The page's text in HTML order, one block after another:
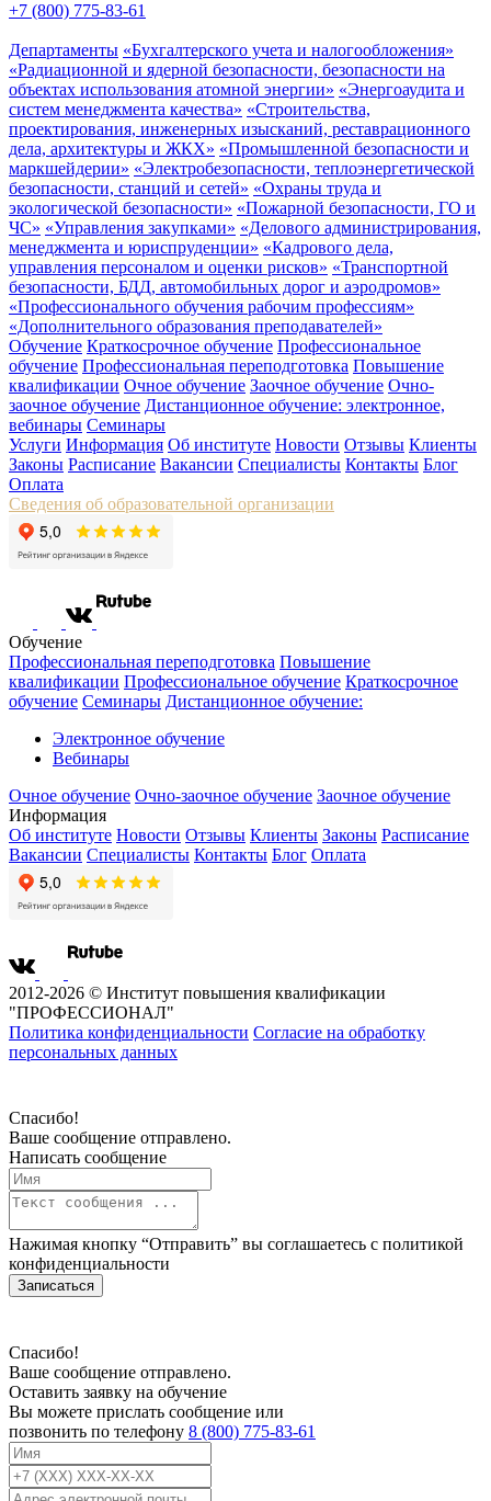
+7 (800) 775-83-61
Департаменты «Бухгалтерского учета и налогообложения»
«Радиационной и ядерной безопасности, безопасности на
объектах использования атомной энергии» «Энергоаудита и
систем менеджмента качества» «Строительства,
проектирования, инженерных изысканий, реставрационного
дела, архитектуры и ЖКХ» «Промышленной безопасности и
маркшейдерии» «Электробезопасности, теплоэнергетической
безопасности, станций и сетей» «Охраны труда и
экологической безопасности» «Пожарной безопасности, ГО и
ЧС» «Управления закупками» «Делового администрирования,
менеджмента и юриспруденции» «Кадрового дела,
управления персоналом и оценки рисков» «Транспортной
безопасности, БДД, автомобильных дорог и аэродромов»
«Профессионального обучения рабочим профессиям»
«Дополнительного образования преподавателей»
Обучение Краткосрочное обучение Профессиональное
обучение Профессиональная переподготовка Повышение
квалификации Очное обучение Заочное обучение Очно-
заочное обучение Дистанционное обучение: электронное,
вебинары Семинары
Услуги Информация Об институте Новости Отзывы Клиенты
Законы Расписание Вакансии Специалисты Контакты Блог
Оплата
Сведения об образовательной организации
Обучение
Профессиональная переподготовка Повышение
квалификации Профессиональное обучение Краткосрочное
обучение Семинары Дистанционное обучение:
Электронное обучение
Вебинары
Очное обучение Очно-заочное обучение Заочное обучение
Информация
Об институте Новости Отзывы Клиенты Законы Расписание
Вакансии Специалисты Контакты Блог Оплата
2012-2026 © Институт повышения квалификации
"ПРОФЕССИОНАЛ"
Политика конфиденциальности Согласие на обработку
персональных данных
Спасибо!
Ваше сообщение отправлено.
Написать сообщение
Нажимая кнопку “Отправить” вы соглашаетесь с политикой
конфиденциальности
Записаться
Спасибо!
Ваше сообщение отправлено.
Оставить заявку на обучение
Вы можете прислать сообщение или
позвонить по телефону 8 (800) 775-83-61